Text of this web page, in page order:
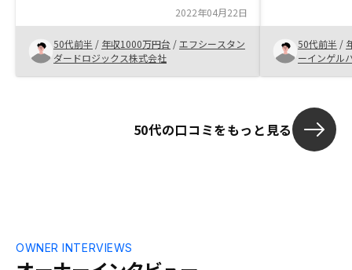
替となるのも決めてになった。 また、運
営会社が上場会社であることも信用でき
た。
2022年04月22日
50代前半 / 年収1000万円台 /エフシースタン
ダードロジックス株式会社
して丁寧に対
が探せるよう
50代前半 /
ーインゲル
50代の口コミをもっと見る
OWNER INTERVIEWS